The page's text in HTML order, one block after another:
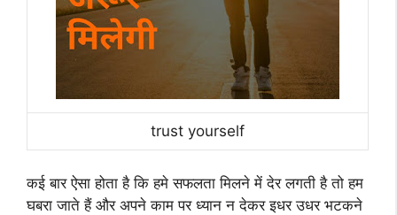
trust yourself
कई बार ऐसा होता है कि हमे सफलता मिलने में देर लगती है तो हम
घबरा जाते हैं और अपने काम पर ध्यान न देकर इधर उधर भटकने